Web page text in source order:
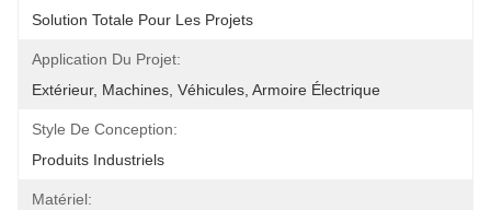
Solution Totale Pour Les Projets
Application Du Projet:
Extérieur, Machines, Véhicules, Armoire Électrique
Style De Conception:
Produits Industriels
Matériel: